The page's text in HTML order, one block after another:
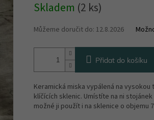
cena:
Skladem (2 ks)
Můžeme doručit do: 12.8.2026
Přidat do košíku
Keramická miska vypálená na
klíčících sklenic. Umístíte na ni
možné ji použít i na sklenice o objemu